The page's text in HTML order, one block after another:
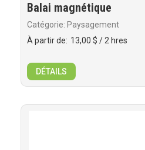
Balai magnétique
Catégorie: Paysagement
À partir de: 13,00 $ / 2 hres
DÉTAILS